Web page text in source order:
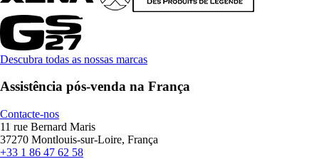
Descubra todas as nossas marcas
Assistência pós-venda na França
Contacte-nos
11 rue Bernard Maris
37270 Montlouis-sur-Loire, França
+33 1 86 47 62 58